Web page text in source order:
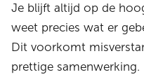
Je blijft altijd op de
weet precies wat er
Dit voorkomt
prettige samenwerking.